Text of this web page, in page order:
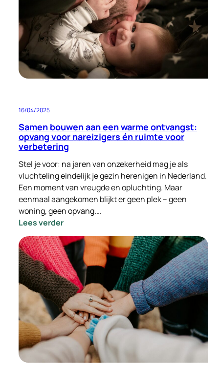
bedrijven
hebben
een
plek
gevonden
in
Zeist
16/04/2025
Samen bouwen aan een warme ontvangst:
opvang voor nareizigers én ruimte voor
verbetering
Stel je voor: na jaren van onzekerheid mag je als
vluchteling eindelijk je gezin herenigen in Nederland.
Een moment van vreugde en opluchting. Maar
eenmaal aangekomen blijkt er geen plek – geen
woning, geen opvang.…
Lees verder:
Samen
bouwen
aan
een
warme
ontvangst:
opvang
voor
nareizigers
én
ruimte
voor